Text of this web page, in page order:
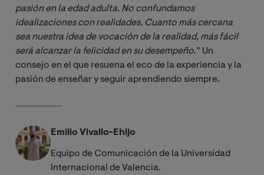
pasión en la edad adulta. No confundamos
idealizaciones con realidades. Cuanto más cercana
sea nuestra idea de vocación de la realidad, más fácil
será alcanzar la felicidad en su desempeño.” Un
consejo en el que resuena el eco de la experiencia y la
pasión de enseñar y seguir aprendiendo siempre.
Emilio Vivallo-Ehijo
Equipo de Comunicación de la Universidad
Internacional de Valencia.